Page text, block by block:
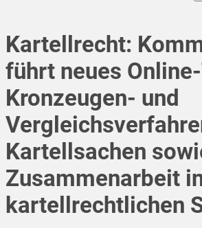
Kartellrecht:
führt neues
Kronzeugen- und
Kartellsachen
Zusammenarbeit
kartellrechtlichen